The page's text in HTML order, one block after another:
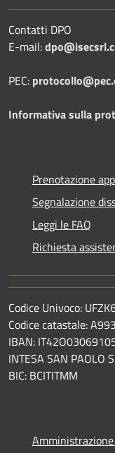
Contatti DPO
E-mail:
PEC:
Informativa sulla
Prenotazione
Segnalazione
Leggi le FAQ
Richiesta
Codice Univoco:
Codice catastale: A993
IBAN:
INTESA SAN PAOLO
BIC: BCITITMM